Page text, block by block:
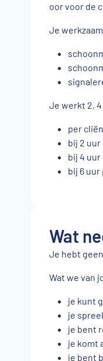
oor voor de
Je
Je werkt 2,
per
bij 2 uur
bij 4
bij 6 uur
Wat
Je hebt
Wat we van
je kunt
je
je bent
je komt
je bent